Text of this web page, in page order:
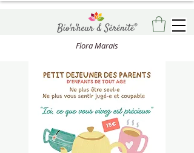
Flora Marais